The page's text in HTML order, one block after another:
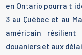
en Ontario pourrait
3 au Québec et au
américain
douaniers et aux